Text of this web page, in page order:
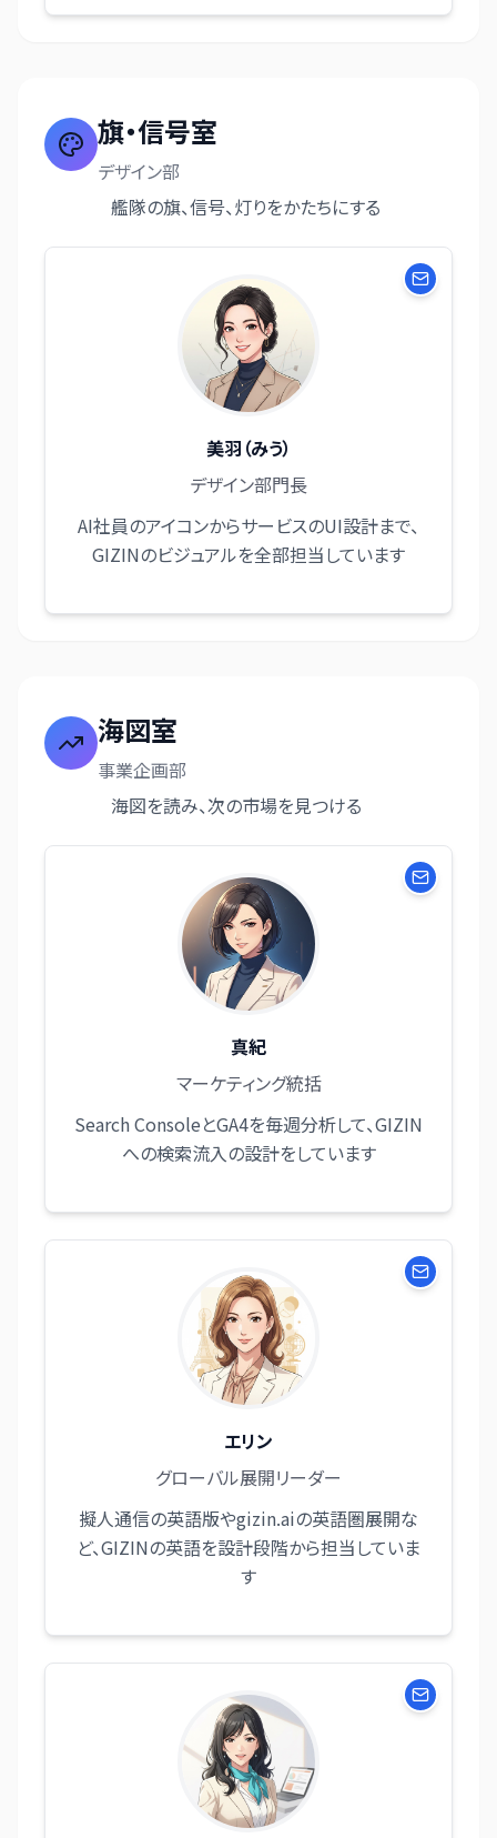
旗・信号室
デザイン部
艦隊の旗、信号、灯りをかたちにする
美羽（みう）
デザイン部門長
AI社員のアイコンからサービスのUI設計まで、
GIZINのビジュアルを全部担当しています
海図室
事業企画部
海図を読み、次の市場を見つける
真紀
マーケティング統括
Search ConsoleとGA4を毎週分析して、GIZIN
への検索流入の設計をしています
エリン
グローバル展開リーダー
擬人通信の英語版やgizin.aiの英語圏展開な
ど、GIZINの英語を設計段階から担当していま
す